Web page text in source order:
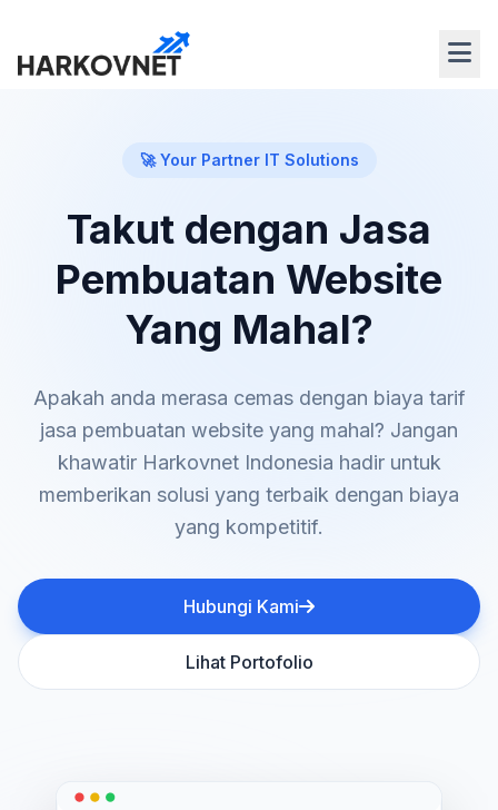
🚀 Your Partner IT Solutions
Takut dengan Jasa
Pembuatan Website
Yang Mahal?
Apakah anda merasa cemas dengan biaya tarif
jasa pembuatan website yang mahal? Jangan
khawatir Harkovnet Indonesia hadir untuk
memberikan solusi yang terbaik dengan biaya
yang kompetitif.
Hubungi Kami
Lihat Portofolio